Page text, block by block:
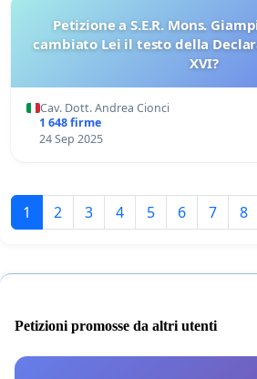
Petizione a S.E.R. Mons.
cambiato Lei il testo della
XVI?
Cav. Dott. Andrea Cionci
1 648 firme
24 Sep 2025
1 2 3 4 5 6 7 8
Petizioni promosse da altri utenti